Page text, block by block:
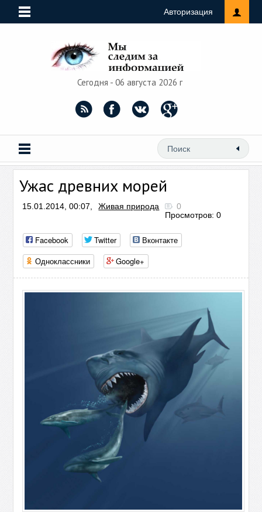
Авторизация
Сегодня - 06 августа 2026 г
Ужас древних морей
15.01.2014, 00:07, Живая природа
0
Просмотров: 0
Facebook Twitter
Вконтакте
Одноклассники
Google+